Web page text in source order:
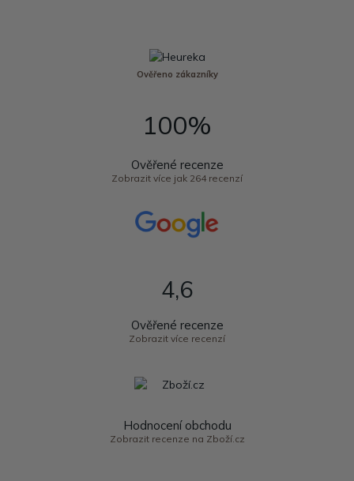
Ověřeno zákazníky
100%
Ověřené recenze
Zobrazit více jak 264 recenzí
4,6
Ověřené recenze
Zobrazit více recenzí
Hodnocení obchodu
Zobrazit recenze na Zboží.cz